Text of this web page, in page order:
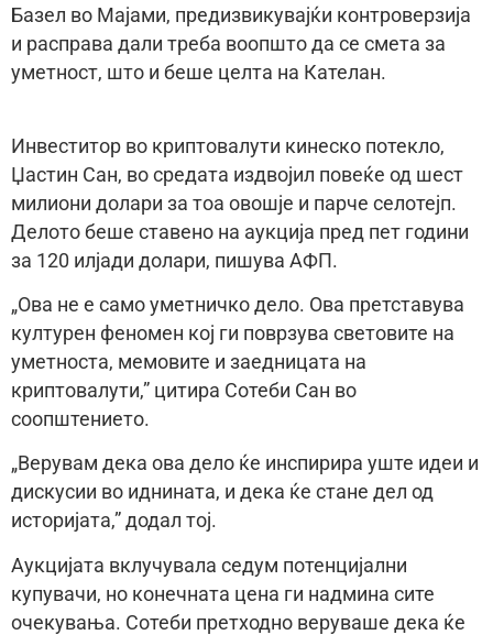
Базел во Мајами, предизвикувајќи контроверзија
и расправа дали треба воопшто да се смета за
уметност, што и беше целта на Кателан.
Инвеститор во криптовалути кинеско потекло,
Џастин Сан, во средата издвојил повеќе од шест
милиони долари за тоа овошје и парче селотејп.
Делото беше ставено на аукција пред пет години
за 120 илјади долари, пишува АФП.
„Ова не е само уметничко дело. Ова претставува
културен феномен кој ги поврзува световите на
уметноста, мемовите и заедницата на
криптовалути,” цитира Сотеби Сан во
соопштението.
„Верувам дека ова дело ќе инспирира уште идеи и
дискусии во иднината, и дека ќе стане дел од
историјата,” додал тој.
Аукцијата вклучувала седум потенцијални
купувачи, но конечната цена ги надмина сите
очекувања. Сотеби претходно веруваше дека ќе